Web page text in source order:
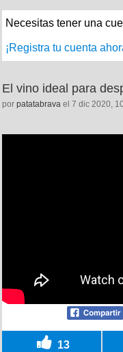
Necesitas tener una
¡Registra tu cuenta
El vino ideal para
por patatabrava el 7 dic 2020,
13